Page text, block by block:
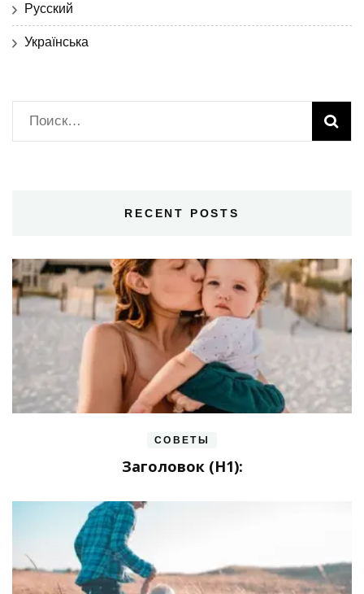
Русский
Українська
Найти:
RECENT POSTS
СОВЕТЫ
Заголовок (H1):